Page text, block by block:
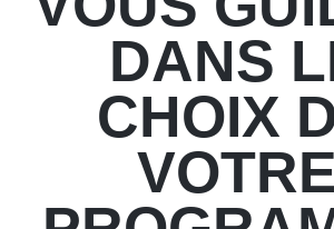
DANS
CHOIX
VOTRE